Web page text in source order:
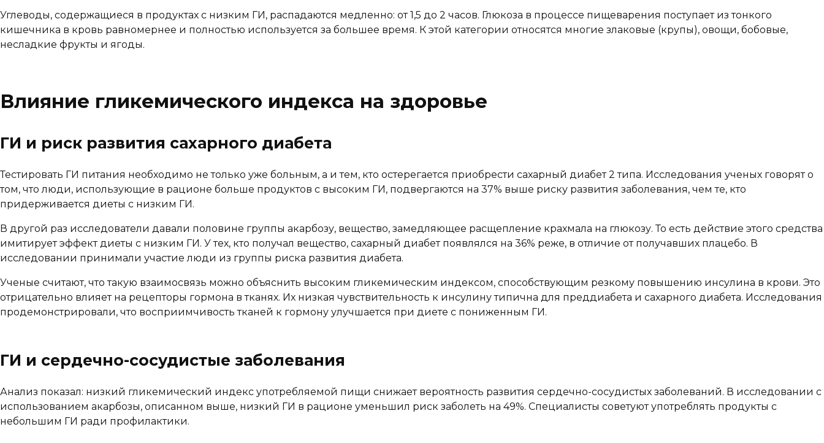
Углеводы, содержащиеся в продуктах с низким ГИ, распадаются медленно: от 1,5 до 2 часов. Глюкоза в процессе пищеварения поступает из тонкого
кишечника в кровь равномернее и полностью используется за большее время. К этой категории относятся многие злаковые (крупы), овощи, бобовые,
несладкие фрукты и ягоды.
Влияние гликемического индекса на здоровье
ГИ и риск развития сахарного диабета
Тестировать ГИ питания необходимо не только уже больным, а и тем, кто остерегается приобрести сахарный диабет 2 типа. Исследования ученых говорят о
том, что люди, использующие в рационе больше продуктов с высоким ГИ, подвергаются на 37% выше риску развития заболевания, чем те, кто
придерживается диеты с низким ГИ.
В другой раз исследователи давали половине группы акарбозу, вещество, замедляющее расщепление крахмала на глюкозу. То есть действие этого средства
имитирует эффект диеты с низким ГИ. У тех, кто получал вещество, сахарный диабет появлялся на 36% реже, в отличие от получавших плацебо. В
исследовании принимали участие люди из группы риска развития диабета.
Ученые считают, что такую взаимосвязь можно объяснить высоким гликемическим индексом, способствующим резкому повышению инсулина в крови. Это
отрицательно влияет на рецепторы гормона в тканях. Их низкая чувствительность к инсулину типична для преддиабета и сахарного диабета. Исследования
продемонстрировали, что восприимчивость тканей к гормону улучшается при диете с пониженным ГИ.
ГИ и сердечно-сосудистые заболевания
Анализ показал: низкий гликемический индекс употребляемой пищи снижает вероятность развития сердечно-сосудистых заболеваний. В исследовании с
использованием акарбозы, описанном выше, низкий ГИ в рационе уменьшил риск заболеть на 49%. Специалисты советуют употреблять продукты с
небольшим ГИ ради профилактики.